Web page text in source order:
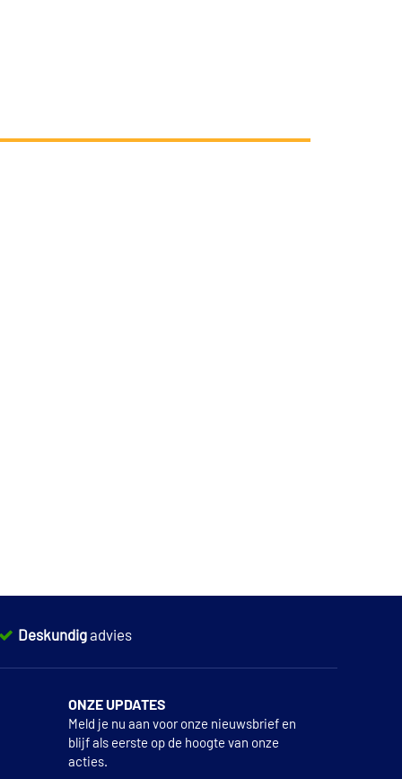
Deskundigadvies
ONZE UPDATES
Meld je nu aan voor onze nieuwsbrief en
blijf als eerste op de hoogte van onze
acties.